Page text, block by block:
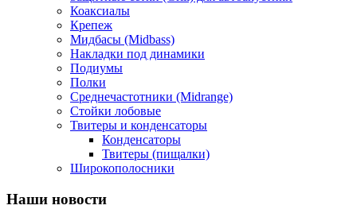
Коаксиалы
Крепеж
Мидбасы (Midbass)
Накладки под динамики
Подиумы
Полки
Среднечастотники (Midrange)
Стойки лобовые
Твитеры и конденсаторы
Конденсаторы
Твитеры (пищалки)
Широкополосники
Наши новости